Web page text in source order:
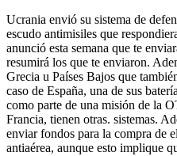
Ucrania envió su sistema de
escudo antimisiles que
anunció esta semana que te
resumirá los que te enviaron.
Grecia u Países Bajos que
caso de España, una de sus
como parte de una misión de la
Francia, tienen otras. sistemas.
enviar fondos para la compra de
antiaérea, aunque esto implique